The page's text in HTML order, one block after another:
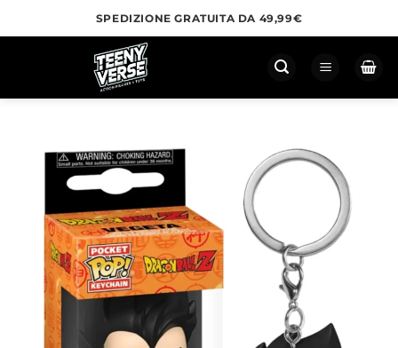
ai
SPEDIZIONE GRATUITA DA 49,99€